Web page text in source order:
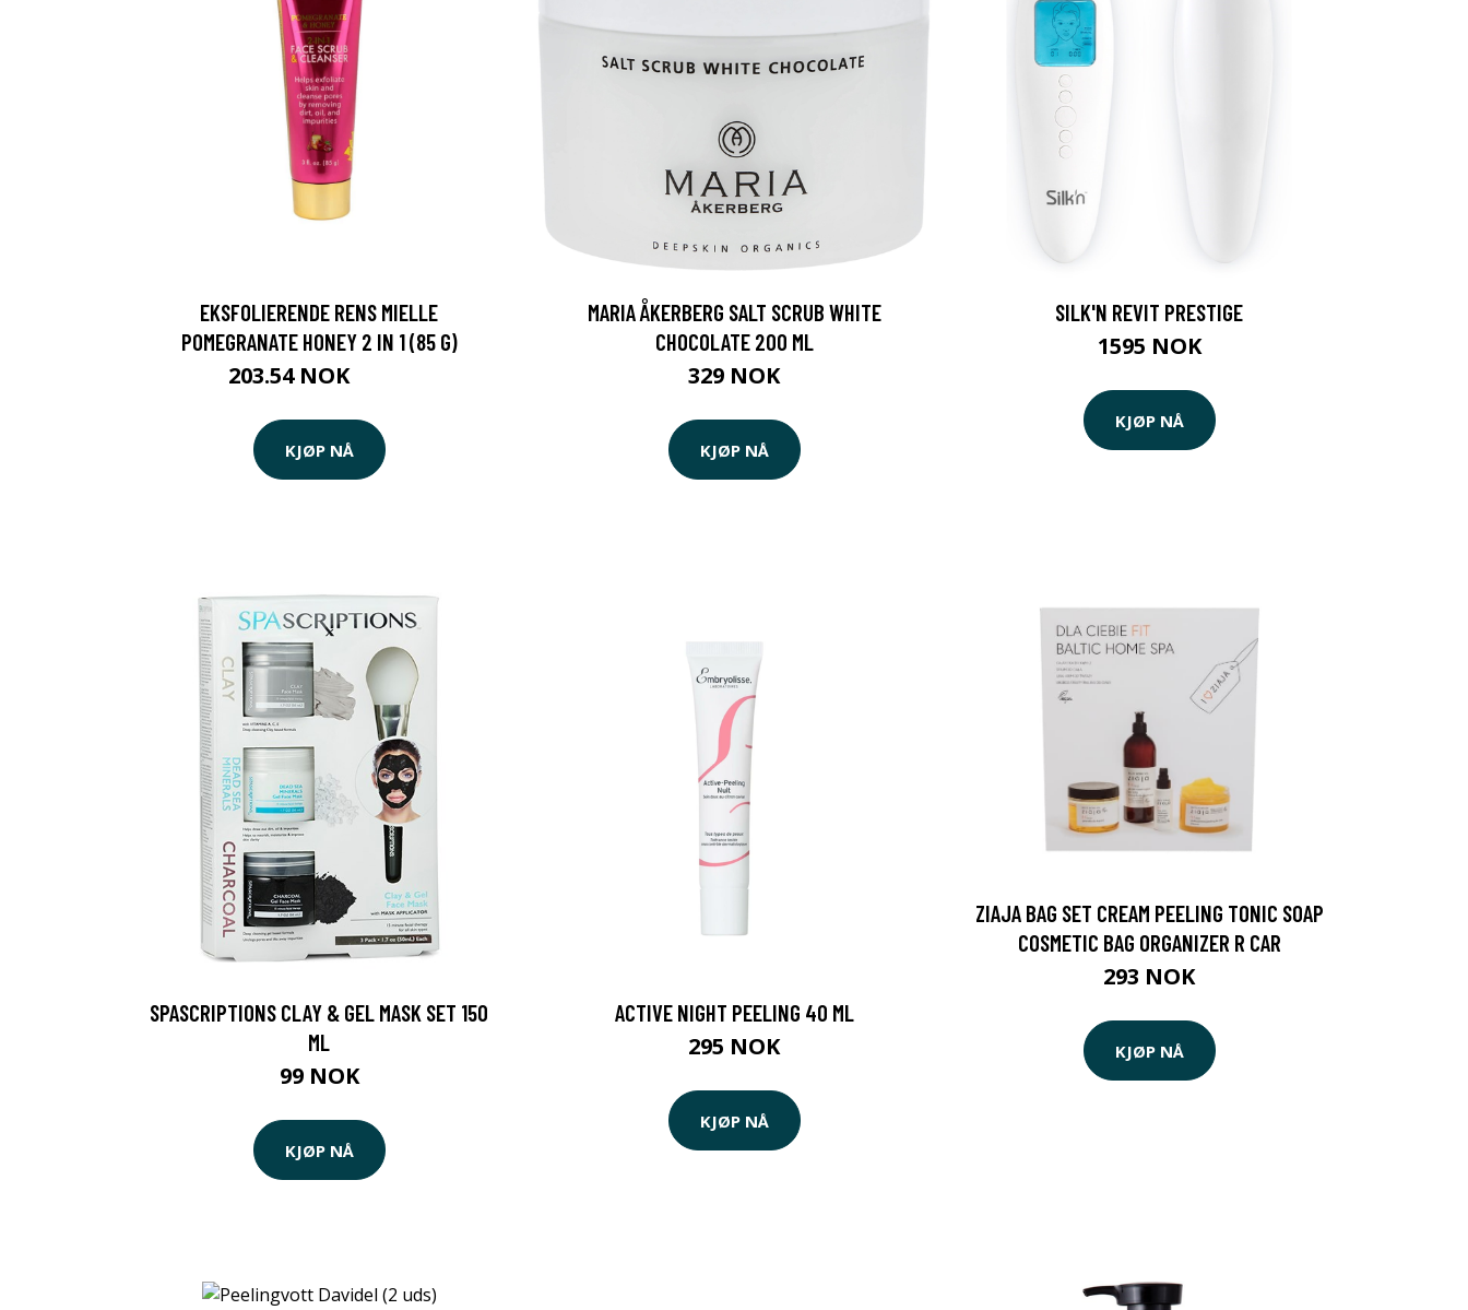
EKSFOLIERENDE RENS MIELLE
POMEGRANATE HONEY 2 IN 1 (85 G)
203.54 NOK
KJØP NÅ
MARIA ÅKERBERG SALT SCRUB WHITE
CHOCOLATE 200 ML
329 NOK
KJØP NÅ
SILK'N REVIT PRESTIGE
1595 NOK
KJØP NÅ
SPASCRIPTIONS CLAY & GEL MASK SET 150
ML
99 NOK
KJØP NÅ
ACTIVE NIGHT PEELING 40 ML
295 NOK
KJØP NÅ
ZIAJA BAG SET CREAM PEELING TONIC SOAP
COSMETIC BAG ORGANIZER R CAR
293 NOK
KJØP NÅ